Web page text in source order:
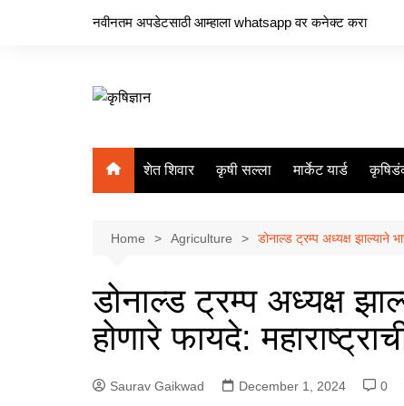
नवीनतम अपडेटसाठी आम्हाला whatsapp वर कनेक्ट करा
शेत शिवार कृषी सल्ला मार्केट यार्ड
Home Agriculture डोनाल्ड ट्रम्प अध्यक्ष झाल्याने
डोनाल्ड ट्रम्प अध्यक्ष
होणारे फायदे:
Saurav Gaikwad December 1, 2024 0